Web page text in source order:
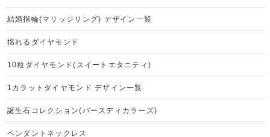
結婚指輪(マリッジリング) デザイン一覧
揺れるダイヤモンド
10粒ダイヤモンド(スイートエタニティ)
1カラットダイヤモンド デザイン一覧
誕生石コレクション(バースディカラーズ)
ペンダントネックレス